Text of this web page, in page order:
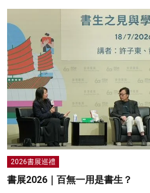
2026書展巡禮
書展2026｜百無一用是書生？